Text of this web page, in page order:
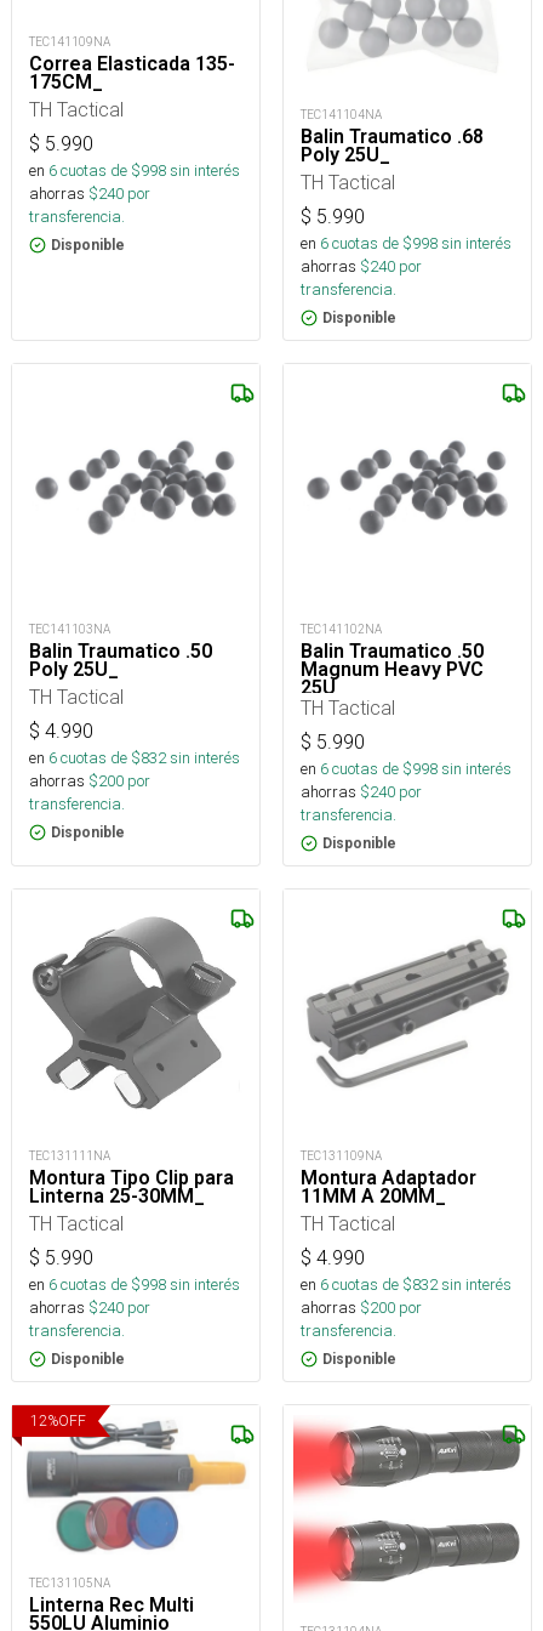
TEC141109NA
Correa Elasticada 135-
175CM_
TH Tactical
$ 5.990
en 6cuotas de $998sin interés
ahorras $240 por
transferencia.
Disponible
TEC141104NA
Balin Traumatico .68
Poly 25U_
TH Tactical
$ 5.990
en 6cuotas de $998sin interés
ahorras $240 por
transferencia.
Disponible
TEC141103NA
Balin Traumatico .50
Poly 25U_
TH Tactical
$ 4.990
en 6cuotas de $832sin interés
ahorras $200 por
transferencia.
Disponible
TEC141102NA
Balin Traumatico .50
Magnum Heavy PVC
25U
TH Tactical
$ 5.990
en 6cuotas de $998sin interés
ahorras $240 por
transferencia.
Disponible
TEC131111NA
Montura Tipo Clip para
Linterna 25-30MM_
TH Tactical
$ 5.990
en 6cuotas de $998sin interés
ahorras $240 por
transferencia.
Disponible
TEC131109NA
Montura Adaptador
11MM A 20MM_
TH Tactical
$ 4.990
en 6cuotas de $832sin interés
ahorras $200 por
transferencia.
Disponible
12%OFF
TEC131105NA
Linterna Rec Multi
550LU Aluminio